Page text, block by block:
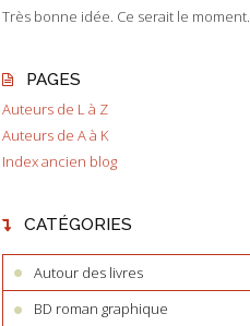
Très bonne idée. Ce serait le moment.
PAGES
Auteurs de L à Z
Auteurs de A à K
Index ancien blog
CATÉGORIES
Autour des livres
BD roman graphique